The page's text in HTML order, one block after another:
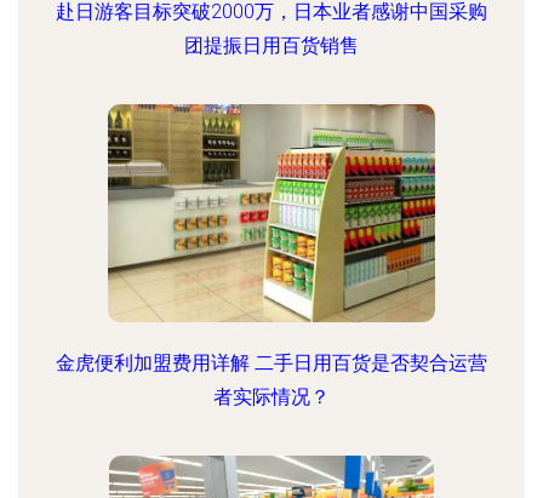
赴日游客目标突破2000万，日本业者感谢中国采购
团提振日用百货销售
金虎便利加盟费用详解 二手日用百货是否契合运营
者实际情况？